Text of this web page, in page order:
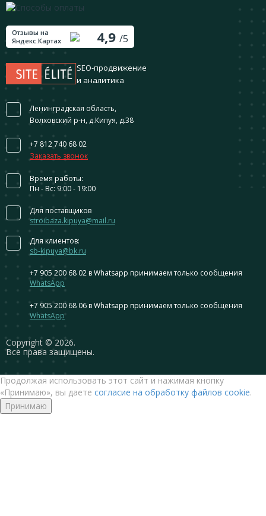
Сopyright © 2026.
Все права защищены.
Отзывы на
Яндекс.Картах
4,9 /5
SEO-продвижение
и аналитика
Ленинградская область,
Волховский р-н, д.Кипуя, д.38
+7 812 740 68 02
Заказать звонок
Время работы:
Пн - Вс: 9:00 - 19:00
Для поставщиков
stroibaza.kipuya@mail.ru
Для клиентов:
sb-kipuya@bk.ru
+7 905 200 68 02 в Whatsapp принимаем только сообщения
WhatsApp
+7 905 200 68 06 в Whatsapp принимаем только сообщения
WhatsApp
Продолжая использовать этот сайт и нажимая кнопку
«Принимаю», вы даете согласие на обработку файлов cookie.
Принимаю